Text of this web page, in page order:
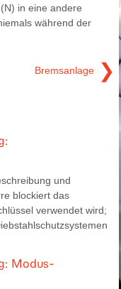
in eine andere
während der
Bremsanlage ❯
und
blockiert das
verwendet wird;
Modus-